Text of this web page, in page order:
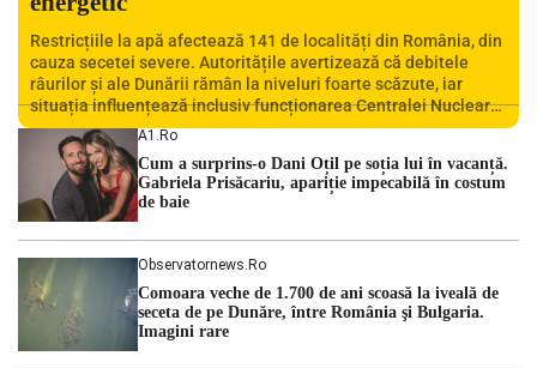
Restricțiile la apă afectează 141 de localități din România, din
cauza secetei severe. Autoritățile avertizează că debitele
râurilor și ale Dunării rămân la niveluri foarte scăzute, iar
situația influențează inclusiv funcționarea Centralei Nucleare
de la Cernavodă. România se confruntă cu una dintre cele mai
dificile perioade din punct de vedere hidrologic din ultimii ani.
Lipsa […]
A1.ro
Cum a surprins-o Dani Oțil pe soția lui în vacanță.
Gabriela Prisăcariu, apariție impecabilă în costum
de baie
Observatornews.ro
Comoara veche de 1.700 de ani scoasă la iveală de
seceta de pe Dunăre, între România şi Bulgaria.
Imagini rare